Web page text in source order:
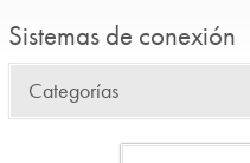
Sistemas de conexión
Categorías